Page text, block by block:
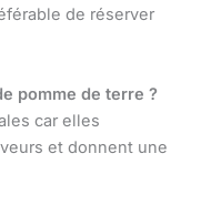
de réserver
pomme de terre ?
car elles
et donnent une